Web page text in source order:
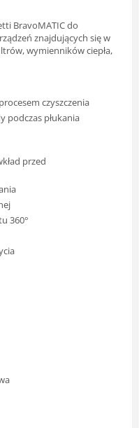
BravoMATIC do
znajdujących się w
wymienników ciepła,
czyszczenia
podczas płukania
przed
360°